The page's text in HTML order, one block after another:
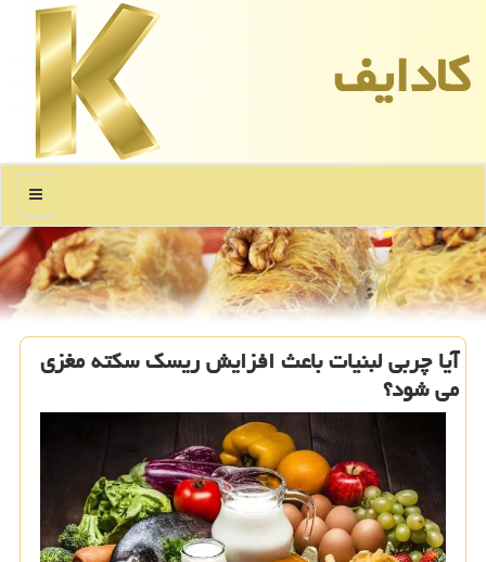
كادایف
منو
آیا چربی لبنیات باعث افزایش ریسک سکته مغزی
می شود؟